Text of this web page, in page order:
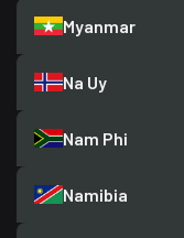
Myanmar
Na Uy
Nam Phi
Namibia